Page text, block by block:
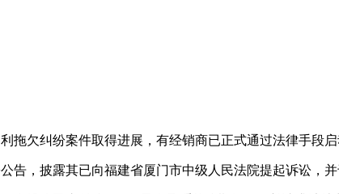
拖欠纠纷案件取得进展，有经销商已正式通过法律手段启
告，披露其已向福建省厦门市中级人民法院提起诉讼，